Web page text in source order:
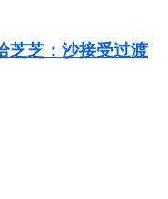
芝芝：沙接受过渡